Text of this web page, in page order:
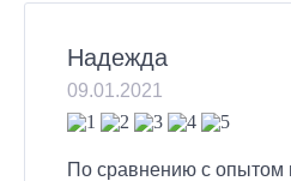
Надежда
09.01.2021
По сравнению с опытом